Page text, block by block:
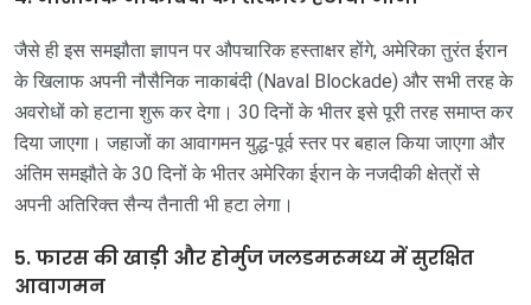
जैसे ही इस समझौता ज्ञापन पर औपचारिक हस्ताक्षर होंगे, अमेरिका तुरंत ईरान
के खिलाफ अपनी नौसैनिक नाकाबंदी (Naval Blockade) और सभी तरह के
अवरोधों को हटाना शुरू कर देगा। 30 दिनों के भीतर इसे पूरी तरह समाप्त कर
दिया जाएगा। जहाजों का आवागमन युद्ध-पूर्व स्तर पर बहाल किया जाएगा और
अंतिम समझौते के 30 दिनों के भीतर अमेरिका ईरान के नजदीकी क्षेत्रों से
अपनी अतिरिक्त सैन्य तैनाती भी हटा लेगा।
5. फारस की खाड़ी और होर्मुज जलडमरूमध्य में सुरक्षित
आवागमन